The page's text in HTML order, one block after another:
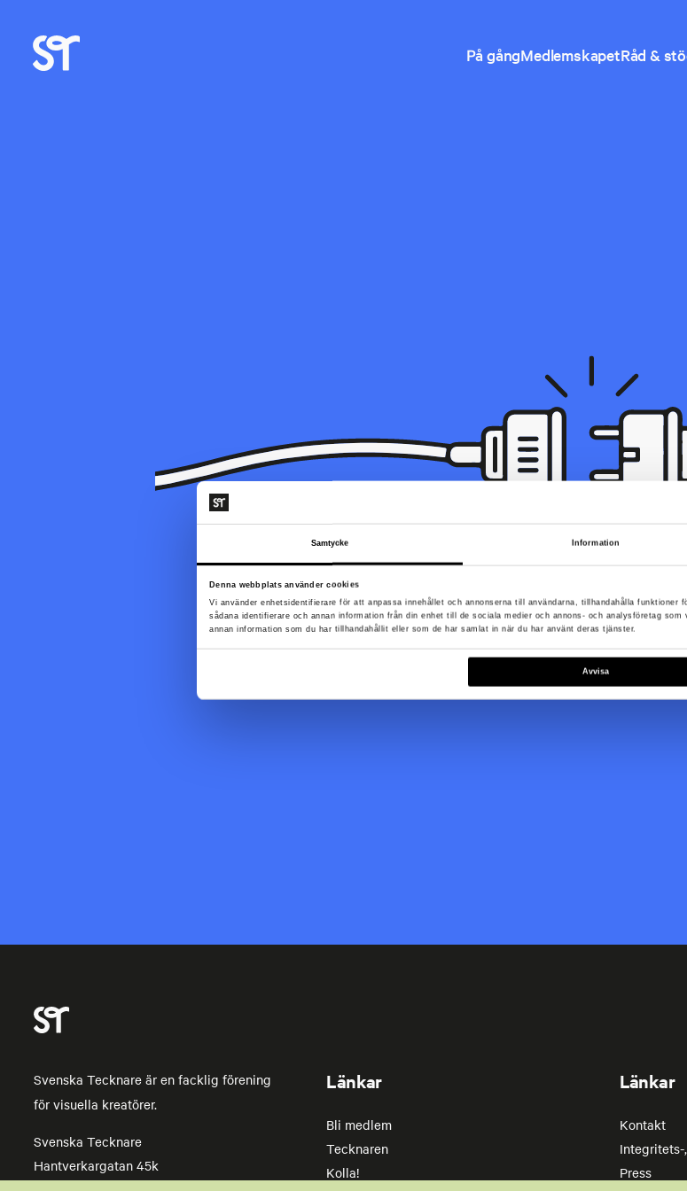
Samtycke Information
Denna webbplats använder cookies
Vi använder enhetsidentifierare för att anpassa innehållet och annonserna till användarna, tillhandahålla
sådana identifierare och annan information från din enhet till de sociala medier och annons- och analysföretag
annan information som du har tillhandahållit eller som de har samlat in när du har använt deras tjänster.
Avvisa
På gångMedlemskapetRåd &
Sidan du letar efter kunde inte hittas. Den kan ha blivit flyttad, döpts
Till startsidan
Svenska Tecknare är en facklig förening
för visuella kreatörer.
Svenska Tecknare
Hantverkargatan 45k
Länkar
Bli medlem
Tecknaren
Kolla!
Länkar
Kontakt
Press